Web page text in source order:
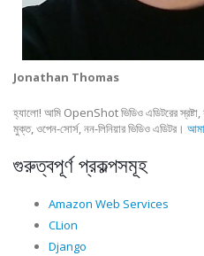
Jonathan Thomas
হ্যালো! আমি OpenShot ভিডিও এডিটরের স্রষ্টা,
মুক্ত, ওপেন-সোর্স, নন-লিনিয়ার ভিডিও এডিটর।
গুরুত্বপূর্ণ প্রকল্পসমূহ
Amazon Web Services
CLion
Django